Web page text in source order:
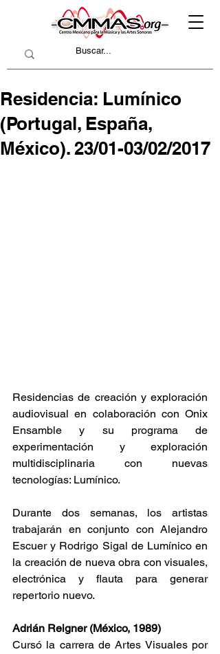
Residencia: Lumínico
(Portugal, España,
México). 23/01-03/02/2017
Residencias de creación y exploración
audiovisual en colaboración con Onix
Ensamble y su programa de
experimentación y exploración
multidisciplinaria con nuevas
tecnologías: Lumínico.
Durante dos semanas, los artistas
trabajarán en conjunto con Alejandro
Escuer y Rodrigo Sigal de Lumínico en
la creación de nueva obra con visuales,
electrónica y flauta para generar
repertorio nuevo.
Adrián Reigner (México, 1989)
Cursó la carrera de Artes Visuales por